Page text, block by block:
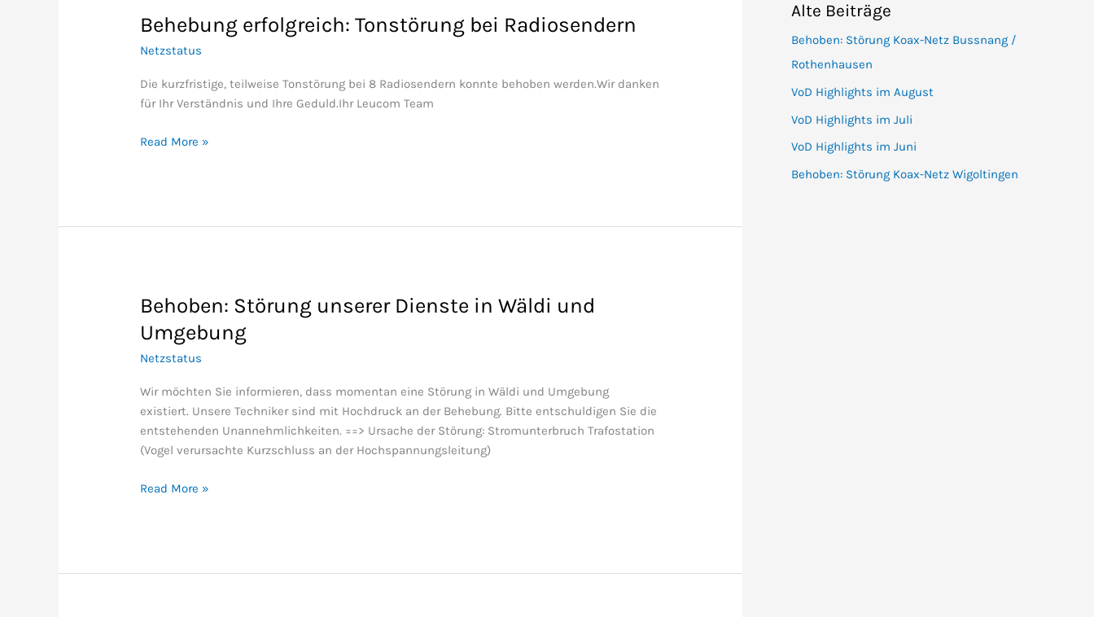
Behebung erfolgreich: Tonstörung bei Radiosendern
Netzstatus
Die kurzfristige, teilweise Tonstörung bei 8 Radiosendern konnte behoben werden.Wir danken
für Ihr Verständnis und Ihre Geduld.Ihr Leucom Team
Behebung
Tonstörung
bei
Radiosendern
Read More »
Behoben: Störung unserer Dienste in Wäldi und
Umgebung
Netzstatus
Wir möchten Sie informieren, dass momentan eine Störung in Wäldi und Umgebung
existiert. Unsere Techniker sind mit Hochdruck an der Behebung. Bitte entschuldigen Sie die
entstehenden Unannehmlichkeiten. ==> Ursache der Störung: Stromunterbruch Trafostation
(Vogel verursachte Kurzschluss an der Hochspannungsleitung)
Behoben:
unserer
Dienste
Wäldi
und
Umgebung
Read More »
Alte Beiträge
Behoben: Störung Koax-Netz Bussnang /
Rothenhausen
VoD Highlights im August
VoD Highlights im Juli
VoD Highlights im Juni
Behoben: Störung Koax-Netz Wigoltingen